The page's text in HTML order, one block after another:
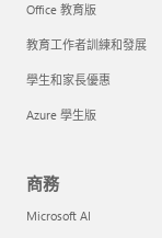
Office 教育版
教育工作者訓練和發展
學生和家長優惠
Azure 學生版
商務
Microsoft AI